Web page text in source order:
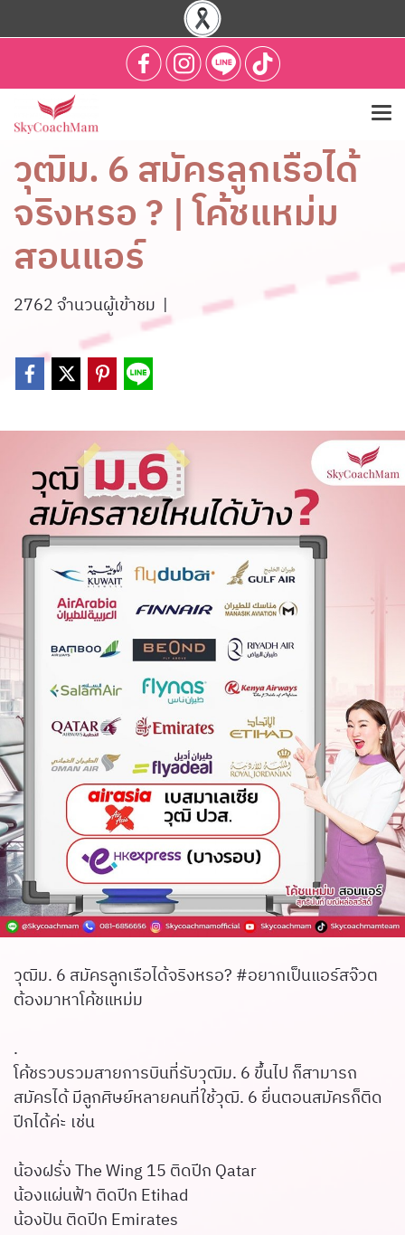
วุฒิม. 6 สมัครลูกเรือได้
จริงหรอ ? | โค้ชแหม่ม
สอนแอร์
2762 จำนวนผู้เข้าชม |
วุฒิม. 6 สมัครลูกเรือได้จริงหรอ? #อยากเป็นแอร์สจ๊วต
ต้องมาหาโค้ชแหม่ม
.
โค้ชรวบรวมสายการบินที่รับวุฒิม. 6 ขึ้นไป ก็สามารถ
สมัครได้ มีลูกศิษย์หลายคนที่ใช้วุฒิ. 6 ยื่นตอนสมัครก็ติด
ปีกได้ค่ะ เช่น
น้องฝรั่ง The Wing 15 ติดปีก Qatar
น้องแผ่นฟ้า ติดปีก Etihad
น้องปัน ติดปีก Emirates